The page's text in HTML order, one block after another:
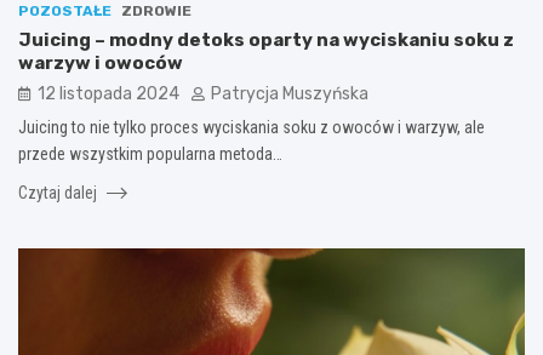
POZOSTAŁE ZDROWIE
Juicing – modny detoks oparty na wyciskaniu soku z
warzyw i owoców
12 listopada 2024 Patrycja Muszyńska
Juicing to nie tylko proces wyciskania soku z owoców i warzyw, ale
przede wszystkim popularna metoda…
Czytaj dalej